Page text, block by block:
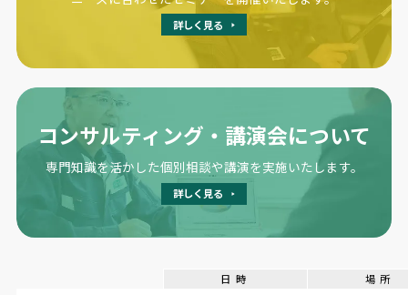
詳しく見る
コンサルティング・講演会について
専門知識を活かした個別相談や講演を実施いたします。
詳しく見る
日時
場所